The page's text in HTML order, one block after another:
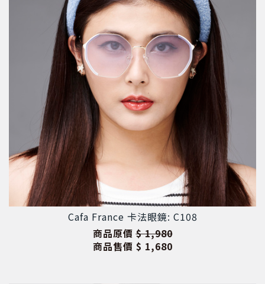
Cafa France 卡法眼鏡: C108
商品原價 $ 1,980
商品售價 $ 1,680